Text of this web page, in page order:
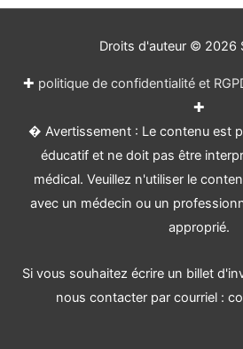
Droits d'auteur © 2026
✚ politique de confidentialité et
✚
� Avertissement : Le contenu est
éducatif et ne doit pas être
médical. Veuillez n'utiliser le
avec un médecin ou un
approprié.
Si vous souhaitez écrire un billet
nous contacter par courriel :